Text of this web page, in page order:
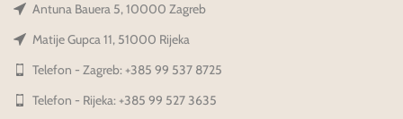
Antuna Bauera 5, 10000 Zagreb
Matije Gupca 11, 51000 Rijeka
Telefon - Zagreb: +385 99 537 8725
Telefon - Rijeka: +385 99 527 3635